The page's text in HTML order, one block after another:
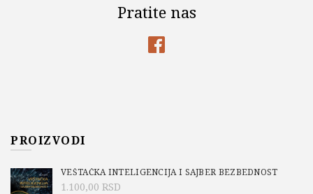
Pratite nas
PROIZVODI
VEŠTAČKA INTELIGENCIJA I SAJBER BEZBEDNOST
1.100,00 RSD